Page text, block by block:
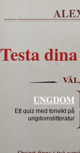
Testa
UNGDOM
Ett quiz med tonvikt på
ungdomslitteratur